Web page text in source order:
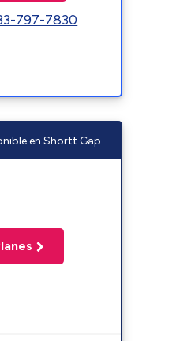
797-7830
en Shortt Gap